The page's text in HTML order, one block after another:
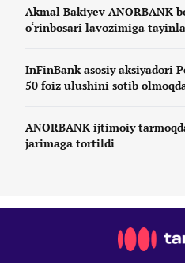
Akmal Bakiyev ANORBANK
o‘rinbosari lavozimiga
InFinBank asosiy aksiyadori
50 foiz ulushini sotib
ANORBANK ijtimoiy
jarimaga tortildi